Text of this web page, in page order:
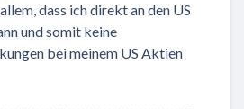
dass ich direkt an den US
und somit keine
bei meinem US Aktien